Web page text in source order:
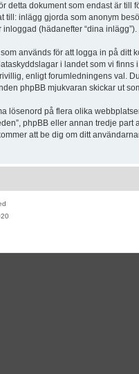
dokument som endast är till
inlägg gjorda som anonym
(hädanefter “dina inlägg”).
används för att logga in på ditt
i landet som vi
enligt forumledningens val.
phpBB mjukvaran skickar ut
lösenord på flera olika
phpBB eller annan tredje
att be dig om ditt